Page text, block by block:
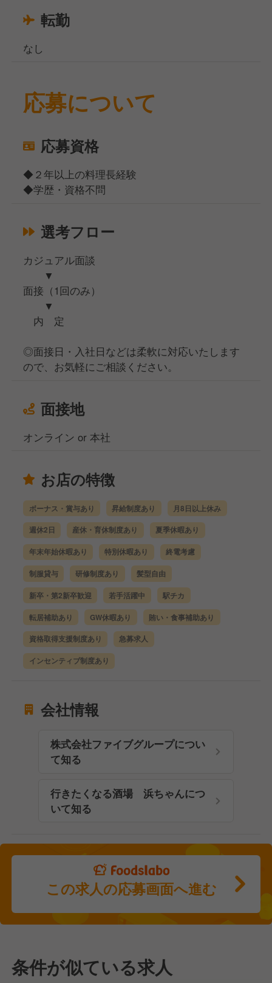
転勤
なし
応募について
応募資格
◆２年以上の料理長経験
◆学歴・資格不問
選考フロー
カジュアル面談
▼
面接（1回のみ）
▼
内 定
◎面接日・入社日などは柔軟に対応いたします
ので、お気軽にご相談ください。
面接地
オンライン or 本社
お店の特徴
ボーナス・賞与あり 昇給制度あり 月8日以上休み
週休2日 産休・育休制度あり 夏季休暇あり
年末年始休暇あり 特別休暇あり 終電考慮
制服貸与 研修制度あり 髪型自由
新卒・第2新卒歓迎 若手活躍中 駅チカ
転居補助あり GW休暇あり 賄い・食事補助あり
資格取得支援制度あり 急募求人
インセンティブ制度あり
会社情報
株式会社ファイブグループについ
て知る
行きたくなる酒場 浜ちゃんにつ
いて知る
この求人の応募画面へ進む
条件が似ている求人